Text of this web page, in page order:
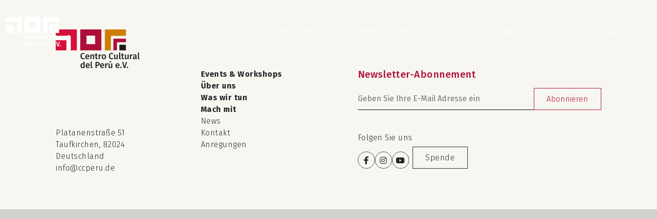
Platanenstraße 51
Taufkirchen, 82024
Deutschland
info@ccperu.de
Events & Workshops
Über uns
Was wir tun
Mach mit
News
Kontakt
Anregungen
Newsletter-Abonnement
Abonnieren
Folgen Sie uns
Spende